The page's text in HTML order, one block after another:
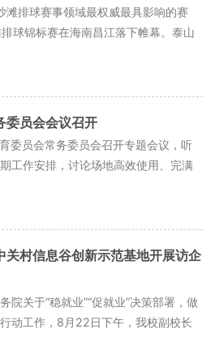
排球赛事领域最权威最具影响的赛
球锦标赛在海南昌江落下帷幕。泰山
委员会会议召开
委员会常务委员会召开专题会议，听
工作安排，讨论场地高效使用、完满
关村信息谷创新示范基地开展访企
院关于“稳就业”“促就业”决策部署，做
动工作，8月22日下午，我校副校长